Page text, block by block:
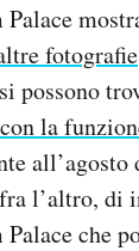
di aiuto?
fotografie
possono
la
l’altro, di
che